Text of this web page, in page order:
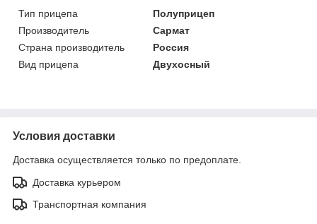
Тип прицепа
Полуприцеп
Производитель
Сармат
Страна производитель
Россия
Вид прицепа
Двухосный
Условия доставки
Доставка осуществляется только по предоплате.
Доставка курьером
Транспортная компания